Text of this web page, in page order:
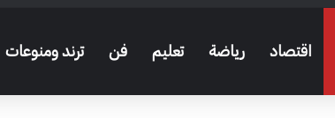
اقتصاد رياضة تعليم فن ترند ومنوعات